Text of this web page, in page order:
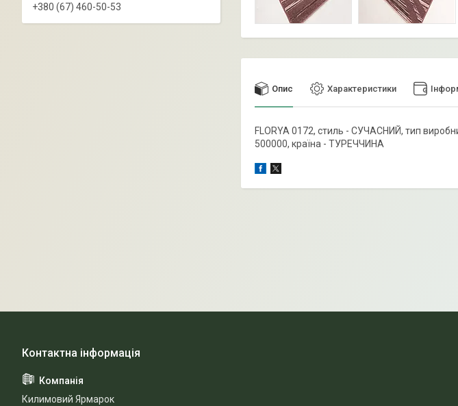
Опис Характеристики
FLORYA 0172, стиль - СУЧАСНИЙ, тип
500000, країна - ТУРЕЧЧИНА
+380 (67) 460-50-53
Килимовий Ярмарок